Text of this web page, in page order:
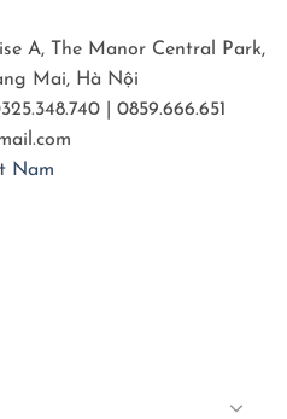
A, The Manor Central Park,
Mai, Hà Nội
| 0859.666.651
Nam